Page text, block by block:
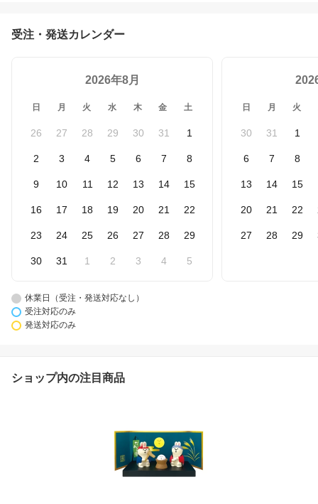
受注・発送カレンダー
2026年8月
日 月 火 水 木 金 土
26 27 28 29 30 31 1
2 3 4 5 6 7 8
9 10 11 12 13 14 15
16 17 18 19 20 21 22
23 24 25 26 27 28 29
30 31 1 2 3 4 5
日 月 火
30 31 1
6 7 8
13 14 15
20 21 22
27 28 29
休業日（受注・発送対応なし）
受注対応のみ
発送対応のみ
ショップ内の注目商品